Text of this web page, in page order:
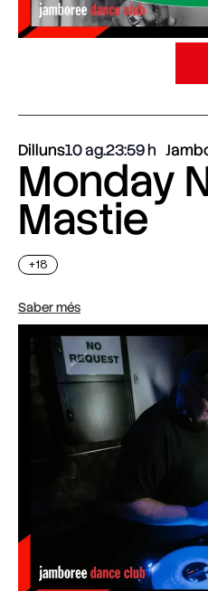
Dilluns10 ag.23:59
Monday
Mastie
+18
Saber més